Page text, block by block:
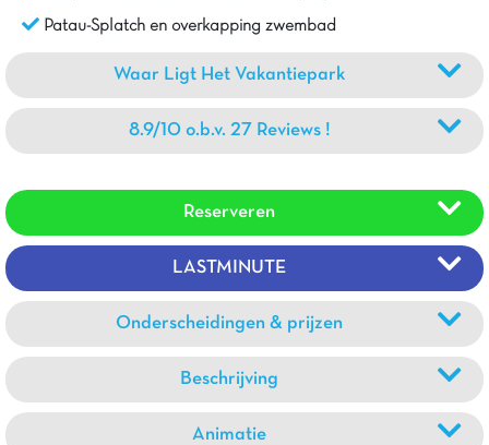
Patau-Splatch en overkapping zwembad
Waar Ligt Het Vakantiepark
8.9/10 o.b.v. 27 Reviews !
Reserveren
LASTMINUTE
Onderscheidingen & prijzen
Beschrijving
Animatie